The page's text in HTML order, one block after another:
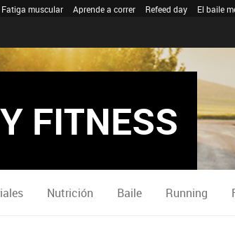
Fatiga muscular Aprende a correr Refeed day El baile
FITNESS
Nutrición Baile Running